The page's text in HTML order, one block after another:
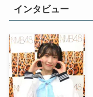
インタビュー